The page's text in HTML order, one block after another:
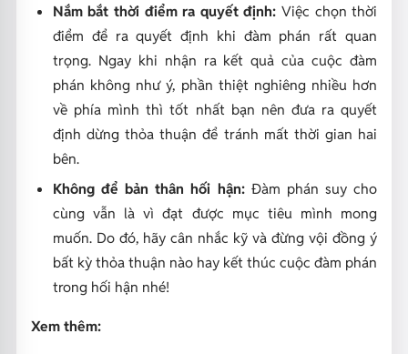
Nắm bắt thời điểm ra quyết định: Việc chọn thời
điểm để ra quyết định khi đàm phán rất quan
trọng. Ngay khi nhận ra kết quả của cuộc đàm
phán không như ý, phần thiệt nghiêng nhiều hơn
về phía mình thì tốt nhất bạn nên đưa ra quyết
định dừng thỏa thuận để tránh mất thời gian hai
bên.
Không để bản thân hối hận:Đàm phán suy cho
cùng vẫn là vì đạt được mục tiêu mình mong
muốn. Do đó, hãy cân nhắc kỹ và đừng vội đồng ý
bất kỳ thỏa thuận nào hay kết thúc cuộc đàm phán
trong hối hận nhé!
Xem thêm: